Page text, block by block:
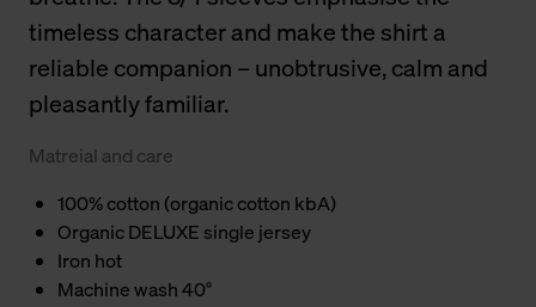
timeless character and make the shirt a
reliable companion – unobtrusive, calm and
pleasantly familiar.
Matreial and care
100% cotton (organic cotton kbA)
Organic DELUXE single jersey
Iron hot
Machine wash 40°